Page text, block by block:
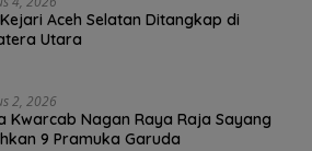
Aceh Selatan Ditangkap di
Utara
2, 2026
Kwarcab Nagan Raya Raja Sayang
9 Pramuka Garuda